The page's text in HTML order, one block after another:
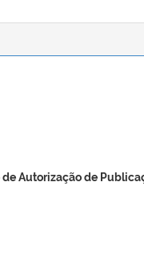
Autorização de